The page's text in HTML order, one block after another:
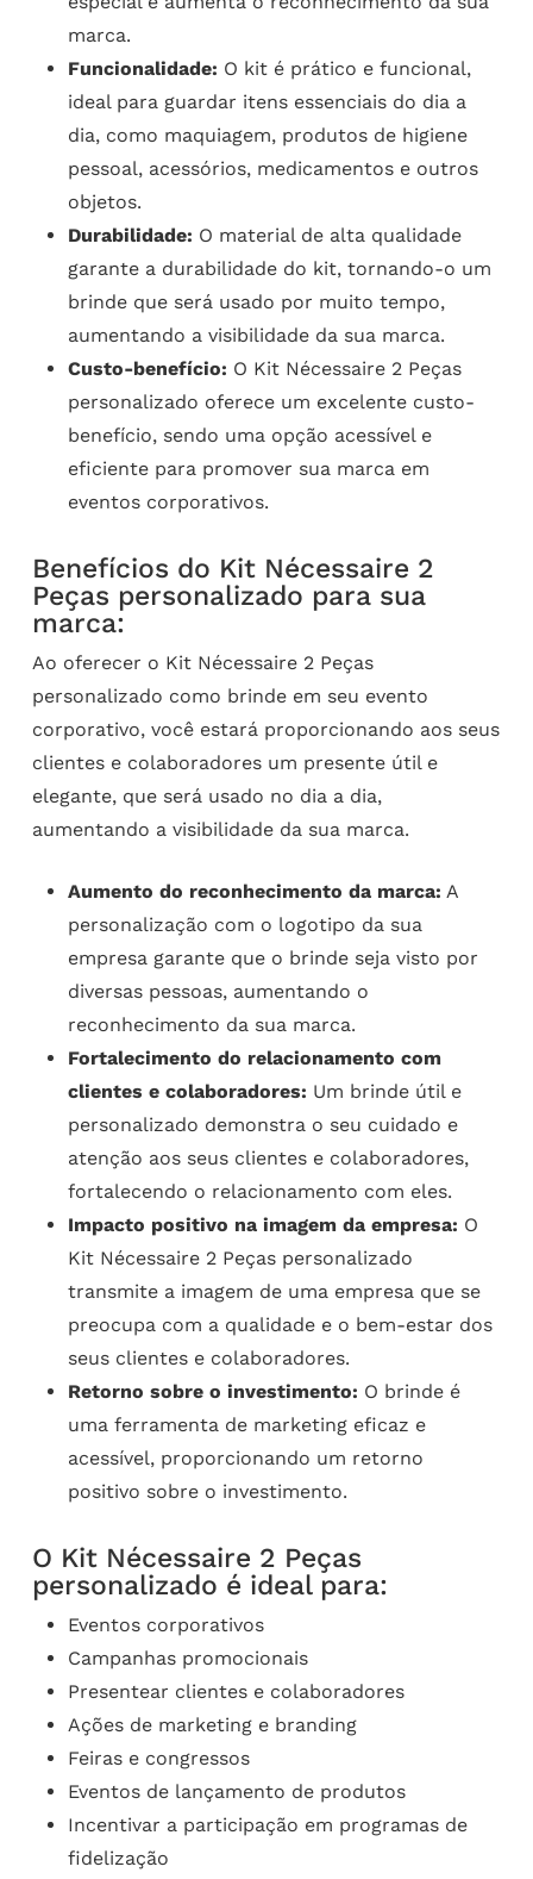
marca.
Funcionalidade: O kit é prático e funcional,
ideal para guardar itens essenciais do dia a
dia, como maquiagem, produtos de higiene
pessoal, acessórios, medicamentos e outros
objetos.
Durabilidade: O material de alta qualidade
garante a durabilidade do kit, tornando-o um
brinde que será usado por muito tempo,
aumentando a visibilidade da sua marca.
Custo-benefício: O Kit Nécessaire 2 Peças
personalizado oferece um excelente custo-
benefício, sendo uma opção acessível e
eficiente para promover sua marca em
eventos corporativos.
Benefícios do Kit Nécessaire 2
Peças personalizado para sua
marca:
Ao oferecer o Kit Nécessaire 2 Peças
personalizado como brinde em seu evento
corporativo, você estará proporcionando aos seus
clientes e colaboradores um presente útil e
elegante, que será usado no dia a dia,
aumentando a visibilidade da sua marca.
Aumento do reconhecimento da marca: A
personalização com o logotipo da sua
empresa garante que o brinde seja visto por
diversas pessoas, aumentando o
reconhecimento da sua marca.
Fortalecimento do relacionamento com
clientes e colaboradores: Um brinde útil e
personalizado demonstra o seu cuidado e
atenção aos seus clientes e colaboradores,
fortalecendo o relacionamento com eles.
Impacto positivo na imagem da empresa: O
Kit Nécessaire 2 Peças personalizado
transmite a imagem de uma empresa que se
preocupa com a qualidade e o bem-estar dos
seus clientes e colaboradores.
Retorno sobre o investimento: O brinde é
uma ferramenta de marketing eficaz e
acessível, proporcionando um retorno
positivo sobre o investimento.
O Kit Nécessaire 2 Peças
personalizado é ideal para:
Eventos corporativos
Campanhas promocionais
Presentear clientes e colaboradores
Ações de marketing e branding
Feiras e congressos
Eventos de lançamento de produtos
Incentivar a participação em programas de
fidelização